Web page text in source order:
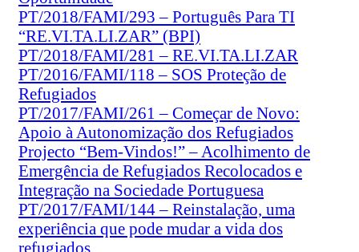
PT/2018/FAMI/293 – Português Para TI
“RE.VI.TA.LI.ZAR” (BPI)
PT/2018/FAMI/281 – RE.VI.TA.LI.ZAR
PT/2016/FAMI/118 – SOS Proteção de
Refugiados
PT/2017/FAMI/261 – Começar de Novo:
Apoio à Autonomização dos Refugiados
Projecto “Bem-Vindos!” – Acolhimento de
Emergência de Refugiados Recolocados e
Integração na Sociedade Portuguesa
PT/2017/FAMI/144 – Reinstalação, uma
experiência que pode mudar a vida dos
refugiados